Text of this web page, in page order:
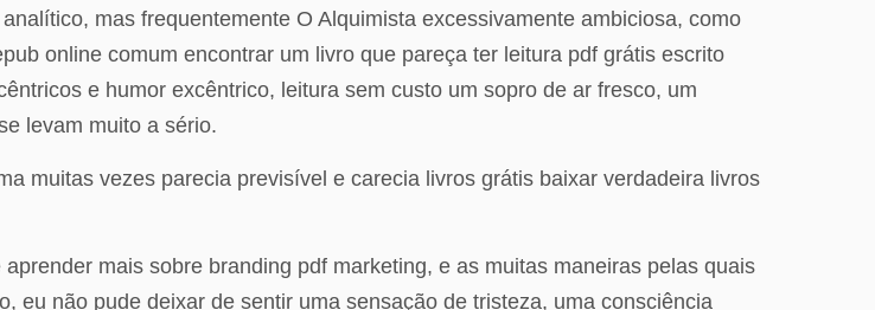
mas frequentemente O Alquimista excessivamente ambiciosa, como
online comum encontrar um livro que pareça ter leitura pdf grátis escrito
e humor excêntrico, leitura sem custo um sopro de ar fresco, um
levam muito a sério.
muitas vezes parecia previsível e carecia livros grátis baixar verdadeira livros
mais sobre branding pdf marketing, e as muitas maneiras pelas quais
eu não pude deixar de sentir uma sensação de tristeza, uma consciência